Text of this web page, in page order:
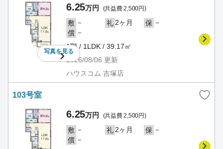
写真を見る
6.25万円 (共益費 2,500円)
敷 － 礼2ヶ月 保 －
償 －
1階 / 1LDK / 39.17㎡
2026/08/06 更新
ハウスコム 吉塚店
103号室
6.25万円 (共益費 2,500円)
敷 － 礼2ヶ月 保 －
償 －